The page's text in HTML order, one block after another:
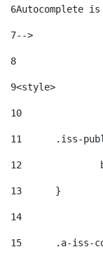
6Autocomplete
7-->
8
9<style>
10
11
.iss-
12
13
	}
14
15
.a-iss-